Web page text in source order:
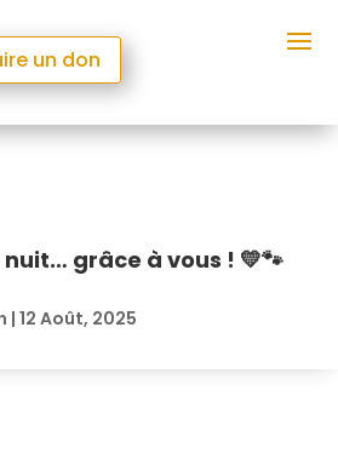
un don
nuit… grâce à vous ! 💛🐾
|12 Août, 2025